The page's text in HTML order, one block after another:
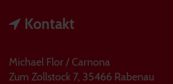
Kontakt
Michael Flor / Carnona
Zum Zollstock 7, 35466 Rabenau